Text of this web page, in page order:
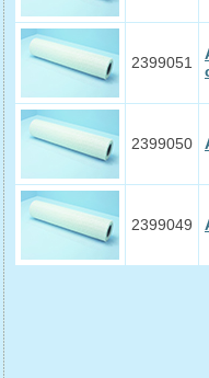
2399051
2399050
2399049